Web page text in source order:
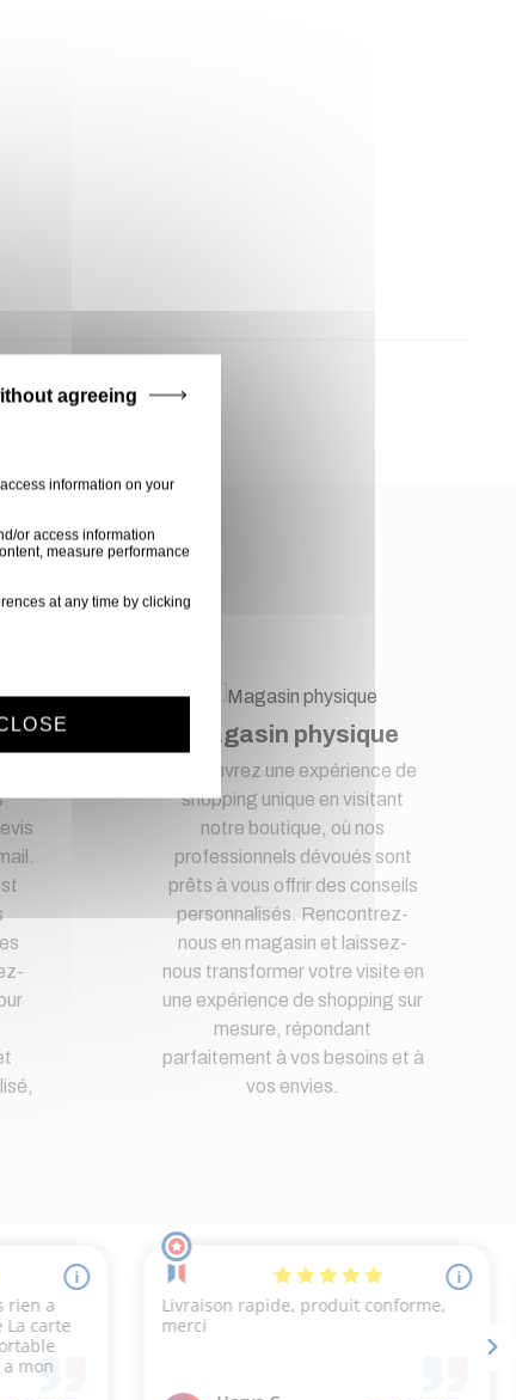
Magasin physique
Découvrez une expérience de
shopping unique en visitant
notre boutique, où nos
professionnels dévoués sont
prêts à vous offrir des conseils
personnalisés. Rencontrez-
nous en magasin et laissez-
nous transformer votre visite en
une expérience de shopping sur
mesure, répondant
parfaitement à vos besoins et à
vos envies.
information on your
or access information
measure performance
at any time by clicking
agreeing